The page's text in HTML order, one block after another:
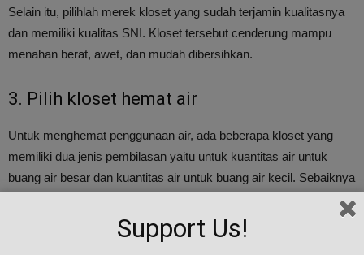
Selain itu, pilihlah merek kloset yang sudah terjamin kualitasnya
dan memiliki kualitas SNI. Kloset tersebut cenderung mampu
menahan berat, awet, dan mudah dibersihkan.
3. Pilih kloset hemat air
Untuk menghemat penggunaan air, ada beberapa kloset yang
memiliki dua jenis pembilasan yaitu untuk kuantitas air untuk
buang air besar dan kuantitas air untuk buang air kecil. Sebaiknya
kloset yang memiliki dua jenis pembilasan inilah yang Anda pilih.
4. Perhatikan penutup kloset duduk
Support Us!